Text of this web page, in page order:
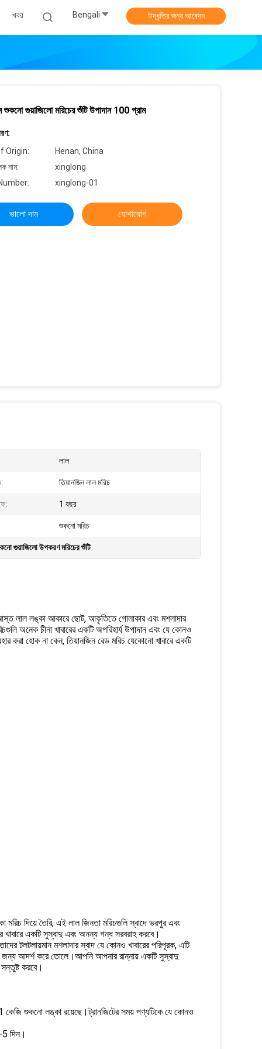
খবর Bengali উদ্ধৃতির জন্য আবেদন
শুকনো গুয়াজিলো মরিচের শুঁটি উপাদান 100 গ্রাম
Origin:
Henan, China
নাম:
xinglong
xinglong-01
ভালো দাম যোগাযোগ
লাল
তিয়ানজিন লাল মরিচ
1 বছর
শুকনো মরিচ
গুয়াজিলো উপকরণ মরিচের শুঁটি
লাল লঙ্কা আকারে ছোট, আকৃতিতে গোলাকার এবং মশলাদার
অনেক চীনা খাবারের একটি অপরিহার্য উপাদান এবং যে কোনও
করা হোক না কেন, তিয়ানজিন রেড মরিচ যেকোনো খাবারে একটি
দিয়ে তৈরি, এই লাল জিনতা মরিচগুলি স্বাদে ভরপুর এবং
একটি সুস্বাদু এবং অনন্য গন্ধ সরবরাহ করবে।
টলটলায়মান মশলাদার স্বাদ যে কোনও খাবারের পরিপূরক, এটি
জন্য আদর্শ করে তোলে।আপনি আপনার রান্নায় একটি সুস্বাদু
করবে।
1 কেজি শুকনো লঙ্কা রয়েছে।ট্রানজিটের সময় পণ্যটিকে যে কোনও
5 দিন।